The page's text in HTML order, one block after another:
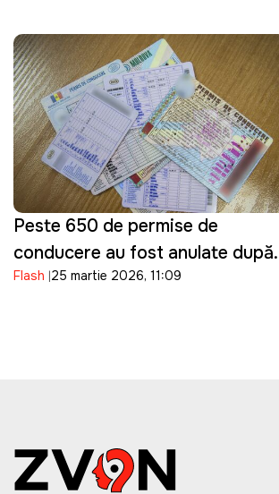
Peste 650 de permise de
conducere au fost anulate după
fraude la examenele auto, anunţă
Flash 25 martie 2026, 11:09